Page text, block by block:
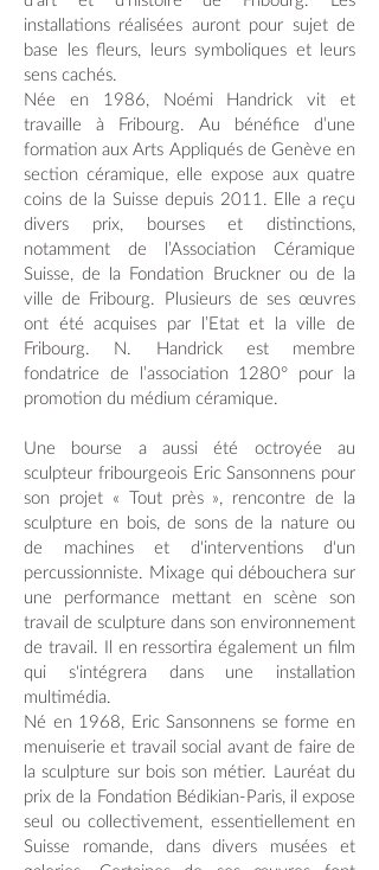
installations réalisées auront pour sujet de
base les fleurs, leurs symboliques et leurs
sens cachés.
Née en 1986, Noémi Handrick vit et
travaille à Fribourg. Au bénéfice d’une
formation aux Arts Appliqués de Genève en
section céramique, elle expose aux quatre
coins de la Suisse depuis 2011. Elle a reçu
divers prix, bourses et distinctions,
notamment de l’Association Céramique
Suisse, de la Fondation Bruckner ou de la
ville de Fribourg. Plusieurs de ses œuvres
ont été acquises par l’Etat et la ville de
Fribourg. N. Handrick est membre
fondatrice de l’association 1280° pour la
promotion du médium céramique.
Une bourse a aussi été octroyée au
sculpteur fribourgeois Eric Sansonnens pour
son projet « Tout près », rencontre de la
sculpture en bois, de sons de la nature ou
de machines et d'interventions d'un
percussionniste. Mixage qui débouchera sur
une performance mettant en scène son
travail de sculpture dans son environnement
de travail. Il en ressortira également un film
qui s'intégrera dans une installation
multimédia.
Né en 1968, Eric Sansonnens se forme en
menuiserie et travail social avant de faire de
la sculpture sur bois son métier. Lauréat du
prix de la Fondation Bédikian-Paris, il expose
seul ou collectivement, essentiellement en
Suisse romande, dans divers musées et